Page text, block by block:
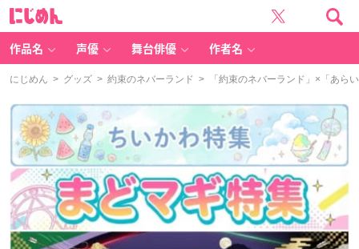
作品名 声優 舞台俳優 作者名
にじめん > グッズ > 約束のネバーランド > 「約束のネバーランド」×「あら